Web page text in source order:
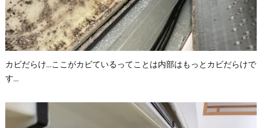
カビだらけ…ここがカビているってことは内部はもっとカビだらけで
す…